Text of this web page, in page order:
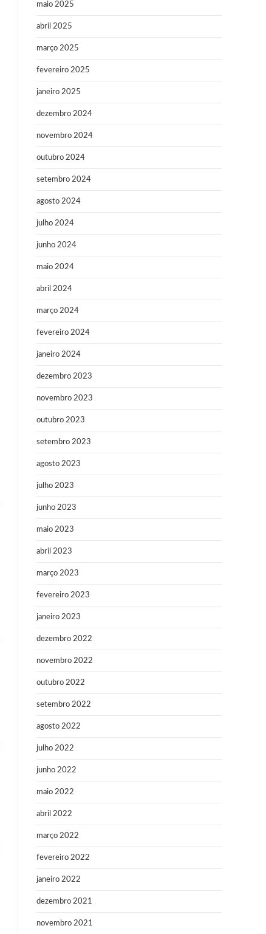
maio 2025
abril 2025
março 2025
fevereiro 2025
janeiro 2025
dezembro 2024
novembro 2024
outubro 2024
setembro 2024
agosto 2024
julho 2024
junho 2024
maio 2024
abril 2024
março 2024
fevereiro 2024
janeiro 2024
dezembro 2023
novembro 2023
outubro 2023
setembro 2023
agosto 2023
julho 2023
junho 2023
maio 2023
abril 2023
março 2023
fevereiro 2023
janeiro 2023
dezembro 2022
novembro 2022
outubro 2022
setembro 2022
agosto 2022
julho 2022
junho 2022
maio 2022
abril 2022
março 2022
fevereiro 2022
janeiro 2022
dezembro 2021
novembro 2021